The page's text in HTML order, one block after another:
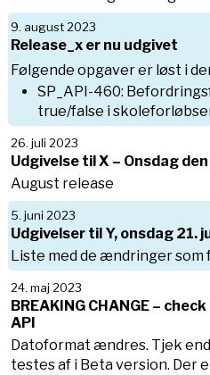
9. august 2023
Release_x er nu udgivet
Følgende opgaver er løst i
SP_API-460:
true/false i
26. juli 2023
Udgivelse til X – Onsdag
August release
5. juni 2023
Udgivelser til Y, onsdag 21.
Liste med de ændringer som
24. maj 2023
BREAKING CHANGE –
API
Datoformat ændres. Tjek
testes af i Beta version. Der